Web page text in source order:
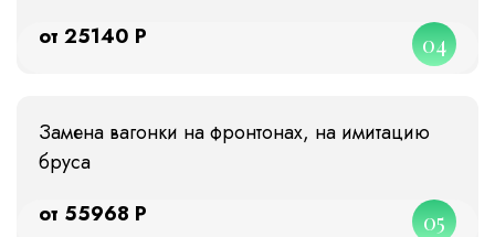
от 25140 Р
04
Замена вагонки на фронтонах, на имитацию
бруса
от 55968 Р
05